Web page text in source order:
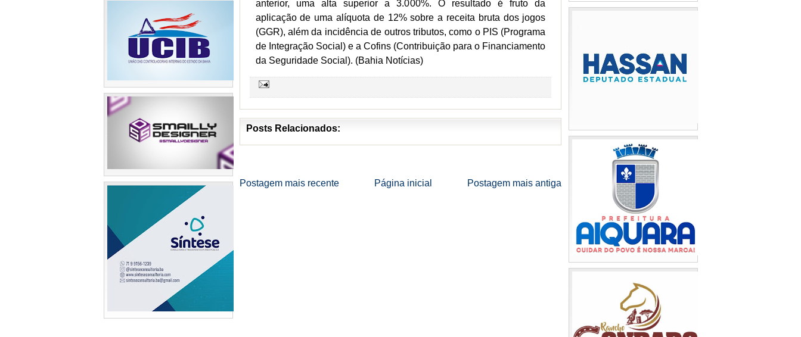
anterior, uma alta superior a 3.000%. O resultado é fruto da
aplicação de uma alíquota de 12% sobre a receita bruta dos jogos
(GGR), além da incidência de outros tributos, como o PIS (Programa
de Integração Social) e a Cofins (Contribuição para o Financiamento
da Seguridade Social). (Bahia Notícias)
Posts Relacionados:
Postagem mais recente Postagem mais antiga
Página inicial